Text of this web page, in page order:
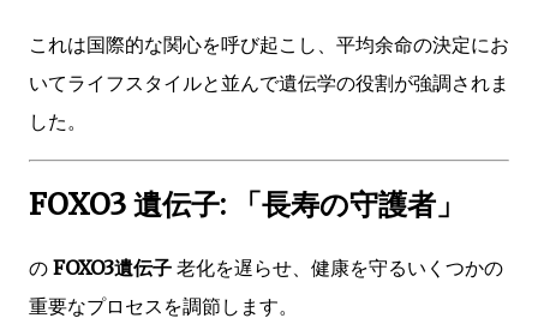
これは国際的な関心を呼び起こし、平均余命の決定にお
いてライフスタイルと並んで遺伝学の役割が強調されま
した。
FOXO3 遺伝子: 「長寿の守護者」
の FOXO3遺伝子 老化を遅らせ、健康を守るいくつかの
重要なプロセスを調節します。